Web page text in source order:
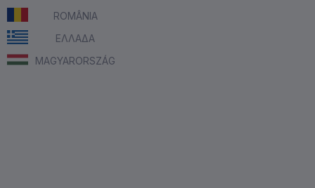
ROMÂNIA
ΕΛΛΑΔΑ
MAGYARORSZÁG